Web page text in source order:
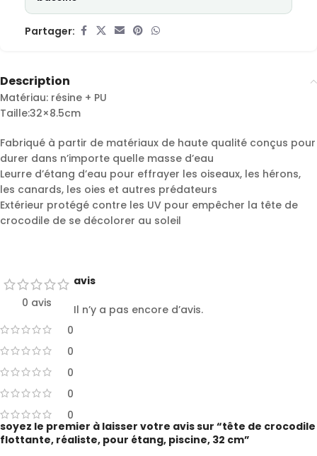
Partager:
Description
Matériau: résine + PU
Taille:32×8.5cm
Fabriqué à partir de matériaux de haute qualité conçus pour
durer dans n’importe quelle masse d’eau
Leurre d’étang d’eau pour effrayer les oiseaux, les hérons,
les canards, les oies et autres prédateurs
Extérieur protégé contre les UV pour empêcher la tête de
crocodile de se décolorer au soleil
0 avis
0
0
0
0
0
avis
Il n’y a pas encore d’avis.
soyez le premier à laisser votre avis sur “tête de crocodile
flottante, réaliste, pour étang, piscine, 32 cm”